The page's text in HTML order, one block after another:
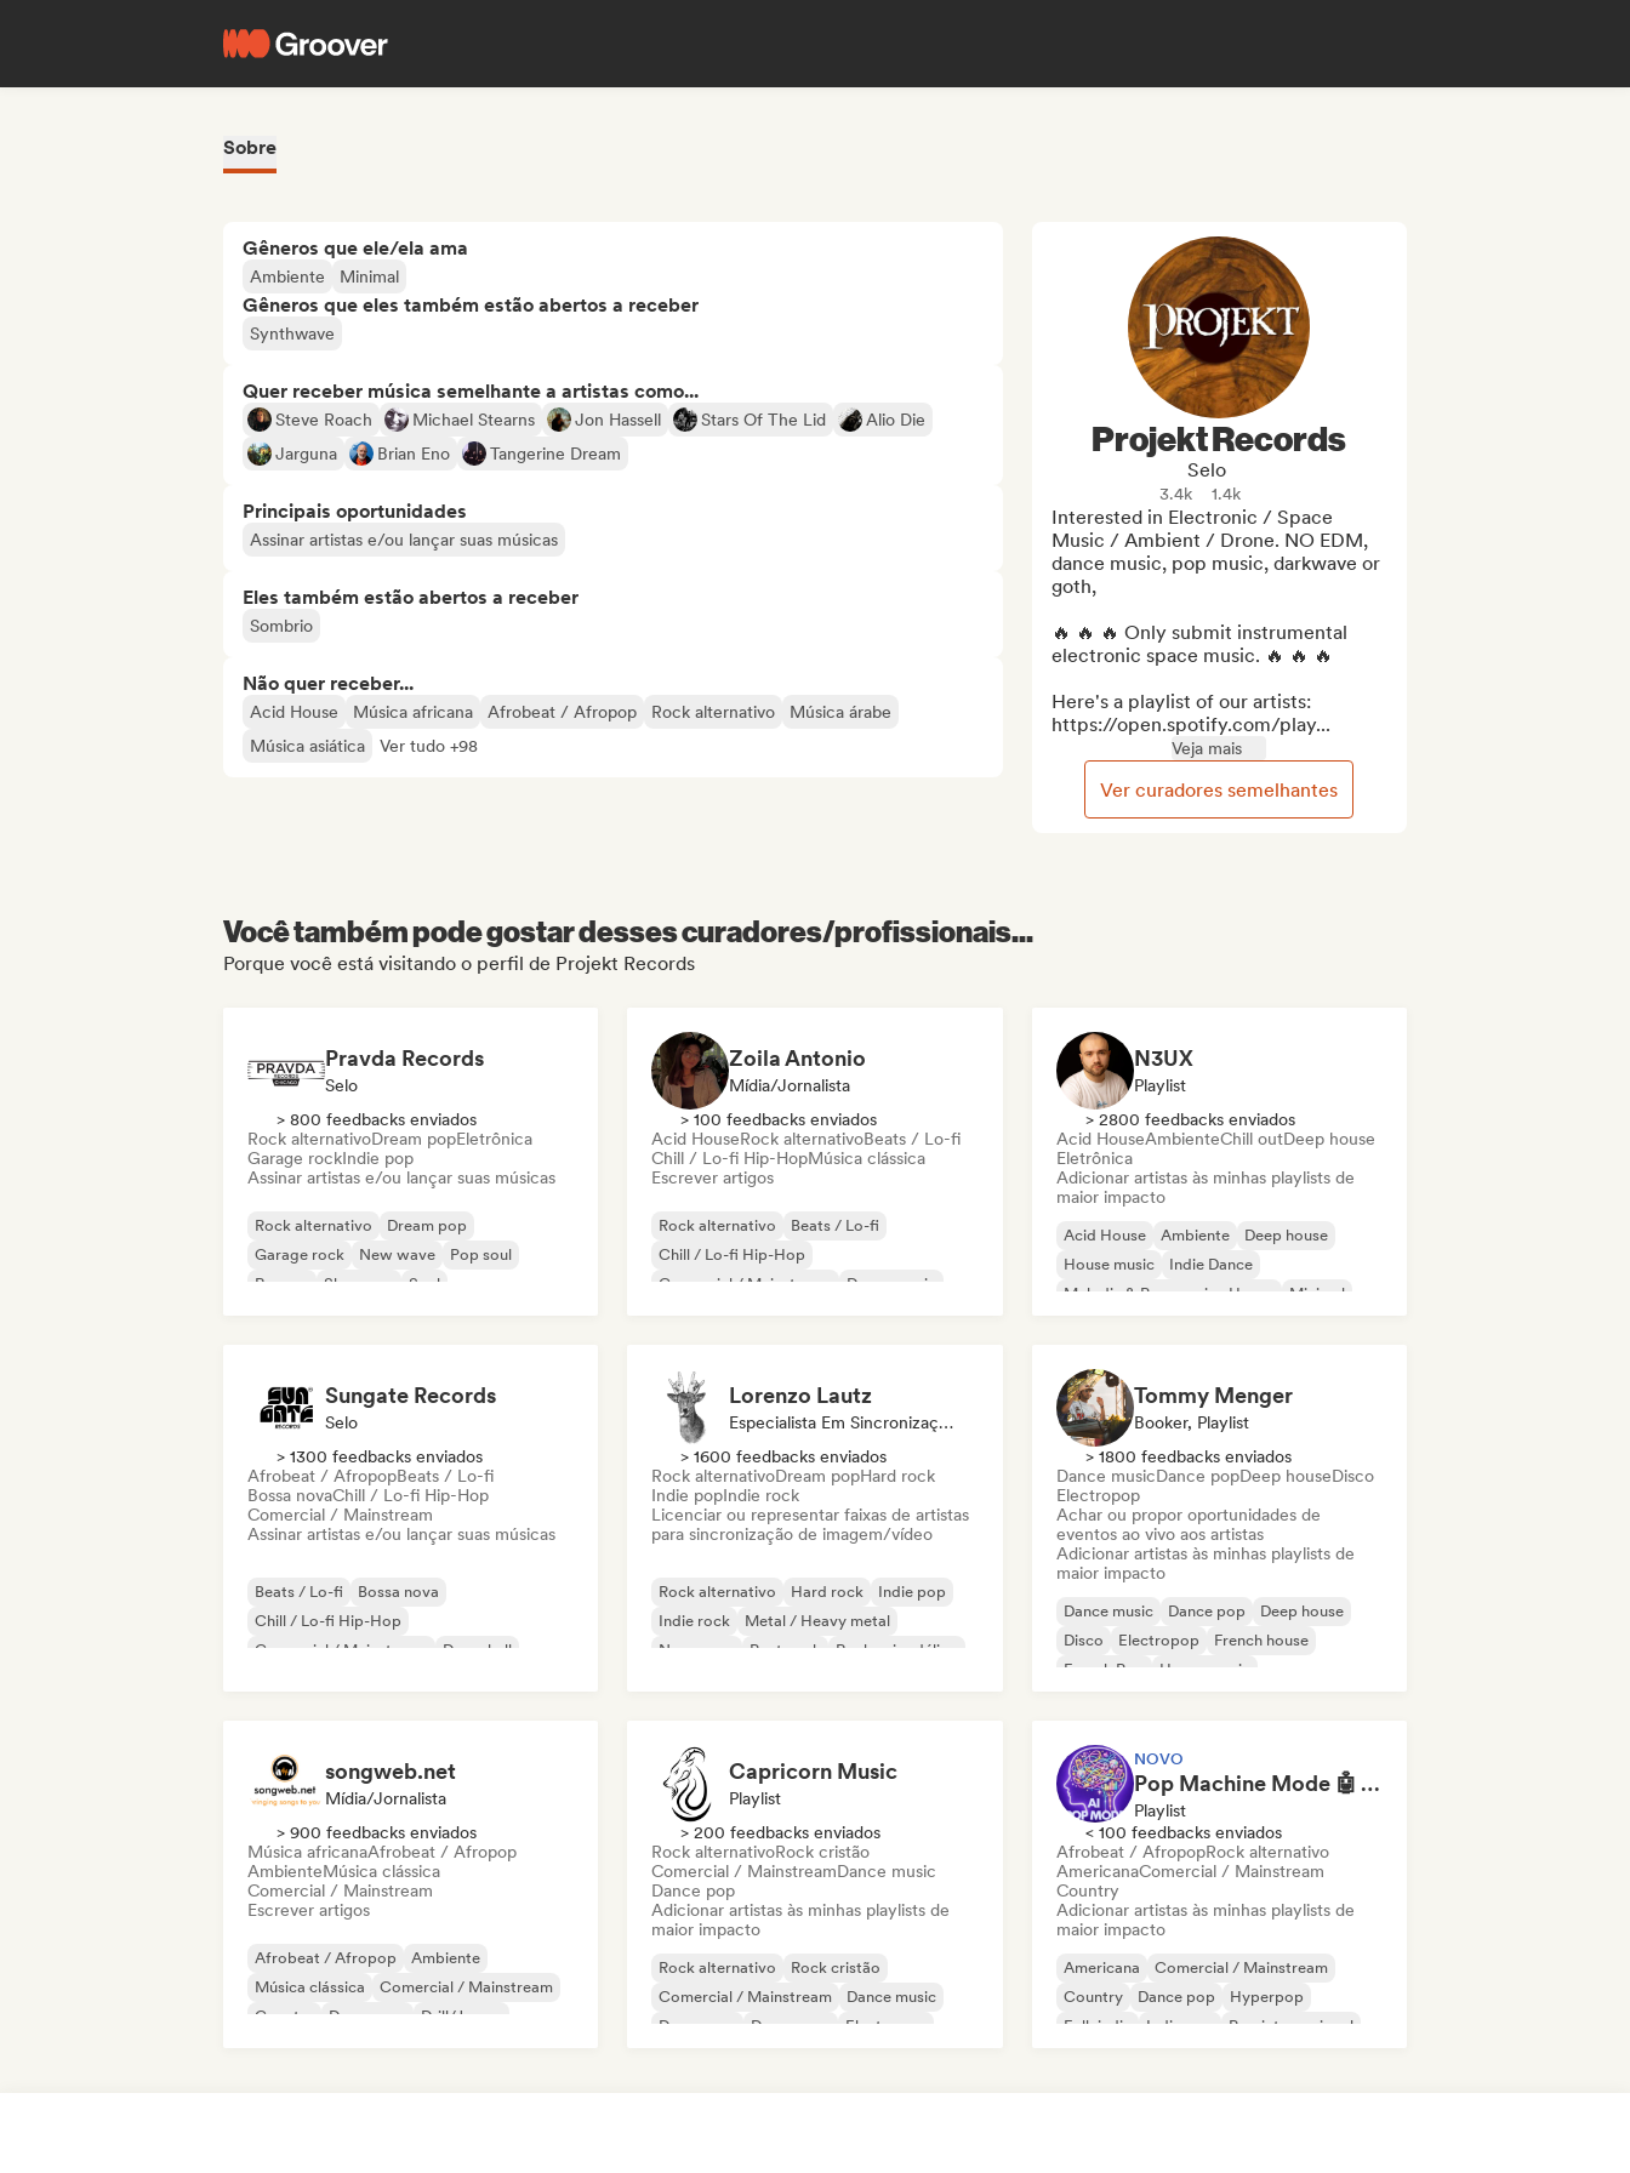
Sobre
Gêneros que ele/ela ama
Ambiente Minimal
Gêneros que eles também estão abertos a receber
Synthwave
Quer receber música semelhante a artistas como...
Steve Roach Michael Stearns Jon Hassell Stars Of The Lid
Alio Die
Jarguna
Brian Eno Tangerine Dream
Principais oportunidades
Assinar artistas e/ou lançar suas músicas
Eles também estão abertos a receber
Sombrio
Não quer receber...
Acid House Música africana Afrobeat / Afropop Rock alternativo
Música árabe
Música asiática
Ver tudo +98
Projekt Records
Selo
3.4k 1.4k
Interested in Electronic / Space
Music / Ambient / Drone. NO EDM,
dance music, pop music, darkwave or
goth,
🔥 🔥 🔥 Only submit instrumental
electronic space music. 🔥 🔥 🔥
Here's a playlist of our artists:
https://open.spotify.com/play...
Veja mais
Ver curadores semelhantes
Você também pode gostar desses curadores/profissionais...
Porque você está visitando o perfil de Projekt Records
Pravda Records
Selo
> 800 feedbacks enviados
Rock alternativoDream popEletrônica
Garage rockIndie pop
Assinar artistas e/ou lançar suas músicas
Rock alternativo
Dream pop
Garage rock
New wave
Pop soul
Reggae
Shoegaze Soul
Zoila Antonio
Mídia/Jornalista
> 100 feedbacks enviados
Acid HouseRock alternativoBeats / Lo-fi
Chill / Lo-fi Hip-HopMúsica clássica
Escrever artigos
Rock alternativo
Beats / Lo-fi
Chill / Lo-fi Hip-Hop
Comercial / Mainstream
Dance music
N3UX
Playlist
> 2800 feedbacks enviados
Acid HouseAmbienteChill outDeep house
Eletrônica
Adicionar artistas às minhas playlists de
maior impacto
Acid House Ambiente
Deep house
House music
Indie Dance
Melodic & Progressive House
Minimal
Sungate Records
Selo
> 1300 feedbacks enviados
Afrobeat / AfropopBeats / Lo-fi
Bossa novaChill / Lo-fi Hip-Hop
Comercial / Mainstream
Assinar artistas e/ou lançar suas músicas
Beats / Lo-fi
Bossa nova
Chill / Lo-fi Hip-Hop
Comercial / Mainstream
Dancehall
Lorenzo Lautz
Especialista Em Sincronização
> 1600 feedbacks enviados
Rock alternativoDream popHard rock
Indie popIndie rock
Licenciar ou representar faixas de artistas
para sincronização de imagem/vídeo
Rock alternativo Hard rock
Indie pop
Indie rock
Metal / Heavy metal
New wave
Post punk Rock psicodélico
Tommy Menger
Booker, Playlist
> 1800 feedbacks enviados
Dance musicDance popDeep houseDisco
Electropop
Achar ou propor oportunidades de
eventos ao vivo aos artistas
Adicionar artistas às minhas playlists de
maior impacto
Dance music Dance pop
Deep house
Disco
Electropop
French house
French Pop
House music
songweb.net
Mídia/Jornalista
> 900 feedbacks enviados
Música africanaAfrobeat / Afropop
AmbienteMúsica clássica
Comercial / Mainstream
Escrever artigos
Afrobeat / Afropop
Ambiente
Música clássica
Comercial / Mainstream
Country
Dance pop
Drill/Jersey
Capricorn Music
Playlist
> 200 feedbacks enviados
Rock alternativoRock cristão
Comercial / MainstreamDance music
Dance pop
Adicionar artistas às minhas playlists de
maior impacto
Rock alternativo
Rock cristão
Comercial / Mainstream
Dance music
Dance pop
Dream pop
Electropop
NOVO
Pop Machine Mode 🤖 AI Music, Indie Pop & Dream Pop
Playlist
< 100 feedbacks enviados
Afrobeat / AfropopRock alternativo
AmericanaComercial / Mainstream
Country
Adicionar artistas às minhas playlists de
maior impacto
Americana
Comercial / Mainstream
Country
Dance pop
Hyperpop
Folk indie
Indie pop Pop internacional